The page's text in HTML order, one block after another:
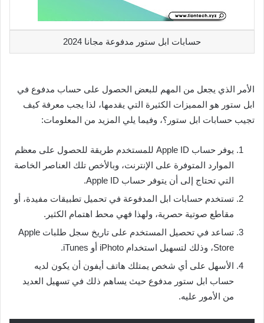
حسابات ابل ستور مدفوعة مجانا 2024
الأمر الذي يجعل من المهم للبعض الحصول على حساب مدفوع في
ابل ستور هو المميزات الكثيرة التي يقدمها، لذا يجب معرفة كيف
تجيب حسابات ابل ستور؟، وفيما يلي المزيد من المعلومات:
يوفر حساب Apple ID للمستخدم طريقة للحصول على معظم
الموارد المتوفرة على الإنترنت، وبالأخص تلك العناصر الخاصة
التي تحتاج إلى أن يتوفر حساب Apple ID.
تستخدم حسابات ابل المدفوعة في تحميل تطبيقات مفيدة، أو
مقاطع صوتية حصرية، ولهذا فهي محط اهتمام الكثير.
تساعد في تحصيل المستخدم على تاريخ سجل طلبات Apple
Store، وذلك لتسهيل استخدام iPhoto أو iTunes.
الأسهل على أي شخص يمتلك هاتف أيفون أن يكون لديه
حساب ابل ستور مدفوع حيث يساهم ذلك في تسهيل العديد
من الأمور عليه.